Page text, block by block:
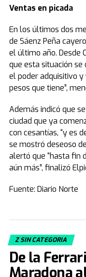
Ventas en picada
En los últimos dos
de Sáenz Peña
el último año. Desde
que esta situación se
el poder adquisitivo
pesos que tiene”,
Además indicó que
ciudad que ya
con cesantías, “y es
se mostró deseoso
alertó que “hasta fin
aún más”, finalizó
Fuente: Diario Norte
Z SIN CATEGORIA
De la
Maradona